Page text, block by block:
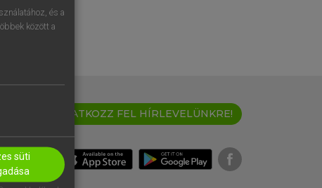
IRATKOZZ FEL HÍRLEVELÜNKRE!
és a
között a
süti